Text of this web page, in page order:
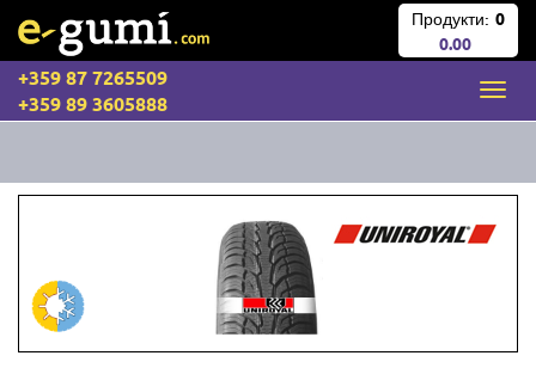
Продукти: 0
0.00
+359 87 7265509
+359 89 3605888